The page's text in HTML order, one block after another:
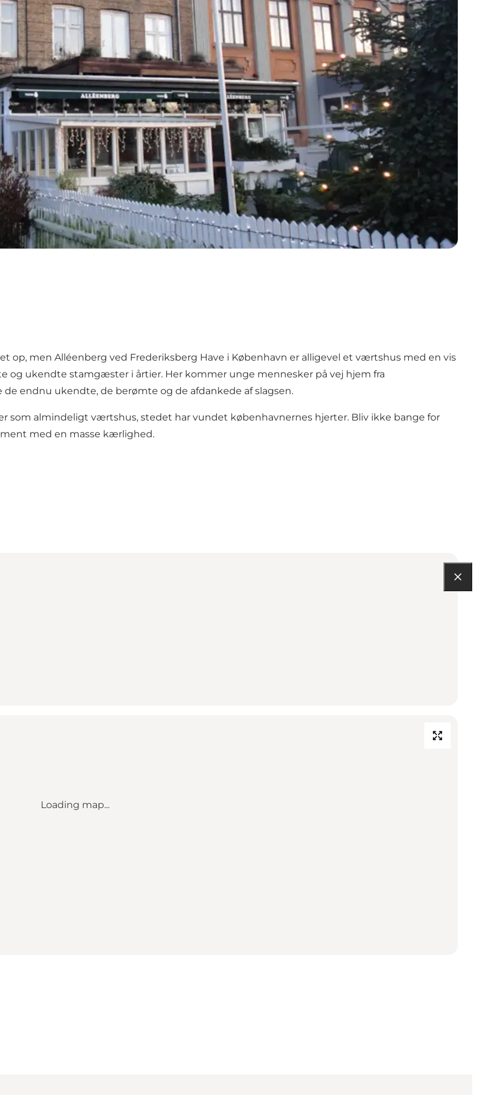
op, men Alléenberg ved Frederiksberg Have i København er alligevel et værtshus med en vis
ukendte stamgæster i årtier. Her kommer unge mennesker på vej hjem fra
endnu ukendte, de berømte og de afdankede af slagsen.
som almindeligt værtshus, stedet har vundet københavnernes hjerter. Bliv ikke bange for
med en masse kærlighed.
Loading map...